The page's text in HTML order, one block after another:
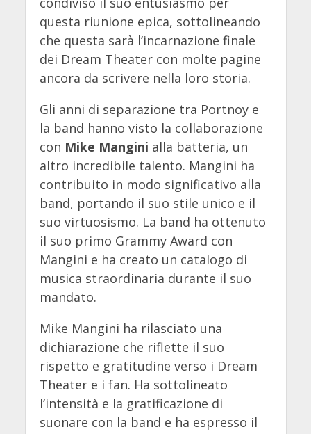
questa riunione epica, sottolineando
che questa sarà l’incarnazione finale
dei Dream Theater con molte pagine
ancora da scrivere nella loro storia.
Gli anni di separazione tra Portnoy e
la band hanno visto la collaborazione
con Mike Mangini alla batteria, un
altro incredibile talento. Mangini ha
contribuito in modo significativo alla
band, portando il suo stile unico e il
suo virtuosismo. La band ha ottenuto
il suo primo Grammy Award con
Mangini e ha creato un catalogo di
musica straordinaria durante il suo
mandato.
Mike Mangini ha rilasciato una
dichiarazione che riflette il suo
rispetto e gratitudine verso i Dream
Theater e i fan. Ha sottolineato
l’intensità e la gratificazione di
suonare con la band e ha espresso il